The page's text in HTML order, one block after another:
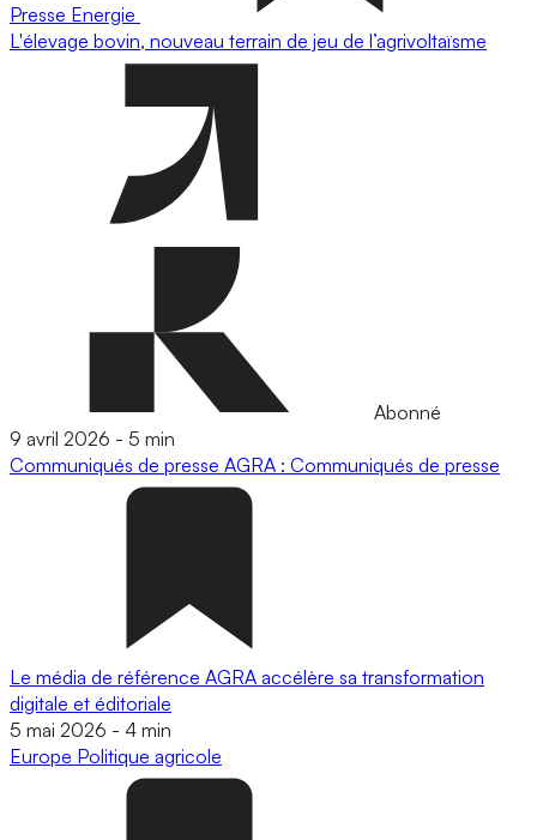
Presse Energie
L'élevage bovin, nouveau terrain de jeu de l’agrivoltaïsme
Abonné
9 avril 2026 - 5 min
Communiqués de presse AGRA : Communiqués de presse
Le média de référence AGRA accélère sa transformation
digitale et éditoriale
5 mai 2026 - 4 min
Europe Politique agricole